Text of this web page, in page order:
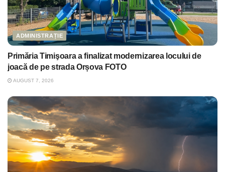
ADMINISTRAȚIE
Primăria Timişoara a finalizat modernizarea locului de
joacă de pe strada Orșova FOTO
AUGUST 7, 2026